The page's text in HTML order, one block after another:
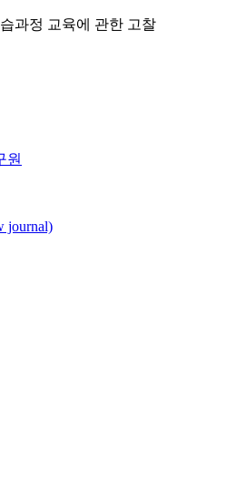
과정 교육에 관한 고찰
원
journal)